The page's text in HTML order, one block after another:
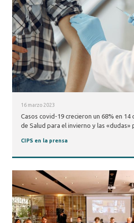
16 marzo 2023
Casos covid-19 crecieron un 68% en 14
de Salud para el invierno y las «dudas»
CIPS en la prensa